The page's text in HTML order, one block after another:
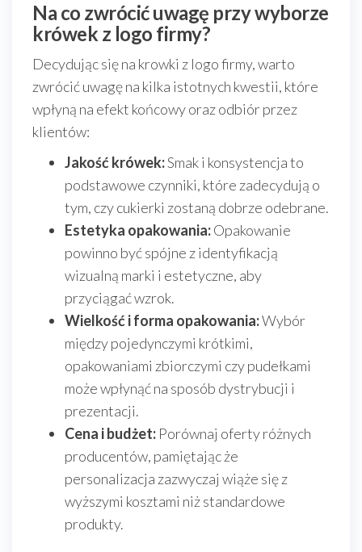
Na co zwrócić uwagę przy wyborze
krówek z logo firmy?
Decydując się na krowki z logo firmy, warto
zwrócić uwagę na kilka istotnych kwestii, które
wpłyną na efekt końcowy oraz odbiór przez
klientów:
Jakość krówek:Smak i konsystencja to
podstawowe czynniki, które zadecydują o
tym, czy cukierki zostaną dobrze odebrane.
Estetyka opakowania:Opakowanie
powinno być spójne z identyfikacją
wizualną marki i estetyczne, aby
przyciągać wzrok.
Wielkość i forma opakowania:Wybór
między pojedynczymi krótkimi,
opakowaniami zbiorczymi czy pudełkami
może wpłynąć na sposób dystrybucji i
prezentacji.
Cena i budżet: Porównaj oferty różnych
producentów, pamiętając że
personalizacja zazwyczaj wiąże się z
wyższymi kosztami niż standardowe
produkty.